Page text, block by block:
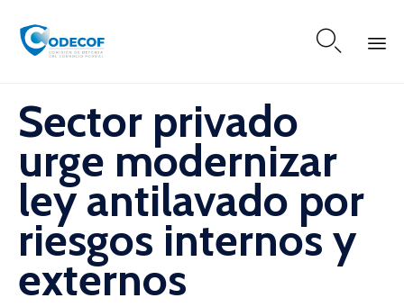

to
content
Sector privado
urge modernizar
ley antilavado por
riesgos internos y
externos